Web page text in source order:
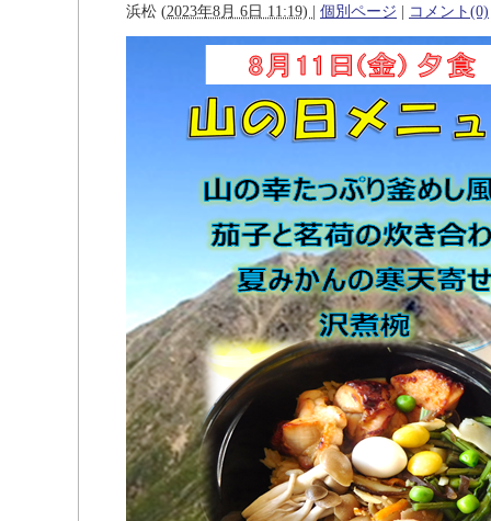
浜松 (2023年8月 6日 11:19) | 個別ページ | コメント(0)